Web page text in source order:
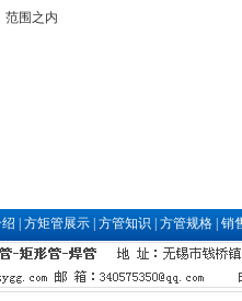
范围之内
方矩管展示 方管知识 方管规格 销